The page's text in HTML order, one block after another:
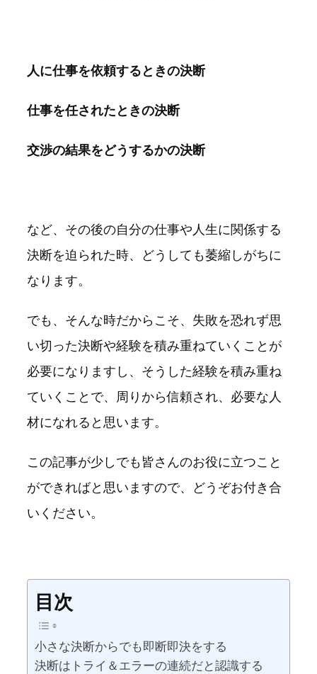
人に仕事を依頼するときの決断
仕事を任されたときの決断
交渉の結果をどうするかの決断
など、その後の自分の仕事や人生に関係する
決断を迫られた時、どうしても萎縮しがちに
なります。
でも、そんな時だからこそ、失敗を恐れず思
い切った決断や経験を積み重ねていくことが
必要になりますし、そうした経験を積み重ね
ていくことで、周りから信頼され、必要な人
材になれると思います。
この記事が少しでも皆さんのお役に立つこと
ができればと思いますので、どうぞお付き合
いください。
目次
小さな決断からでも即断即決をする
決断はトライ＆エラーの連続だと認識する